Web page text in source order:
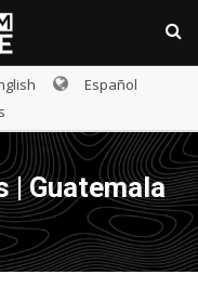
Español
| Guatemala